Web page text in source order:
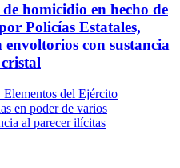
homicidio en hecho de
Policías Estatales,
envoltorios con sustancia